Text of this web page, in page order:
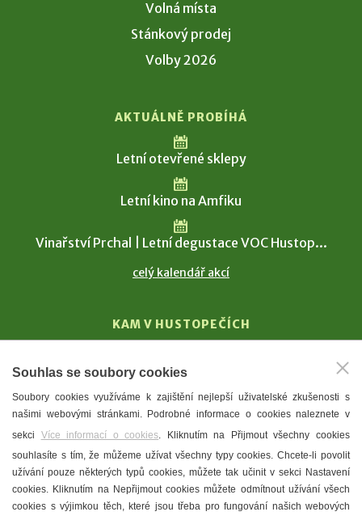
Volná místa
Stánkový prodej
Volby 2026
AKTUÁLNĚ PROBÍHÁ
Letní otevřené sklepy
Letní kino na Amfiku
Vinařství Prchal | Letní degustace VOC Hustop...
celý kalendář akcí
KAM V HUSTOPEČÍCH
T. G. Masaryk
Mandloně
Ubytování
Restaurace
Městské muzeum a galerie
Denní meníčka
Souhlas se soubory cookies
Soubory cookies využíváme k zajištění nejlepší uživatelské zkušenosti s
našimi webovými stránkami. Podrobné informace o cookies naleznete v
sekci Více informací o cookies. Kliknutím na Přijmout všechny cookies
souhlasíte s tím, že můžeme užívat všechny typy cookies. Chcete-li povolit
užívání pouze některých typů cookies, můžete tak učinit v sekci Nastavení
cookies. Kliknutím na Nepřijmout cookies můžete odmítnout užívání všech
cookies s výjimkou těch, které jsou třeba pro fungování našich webových